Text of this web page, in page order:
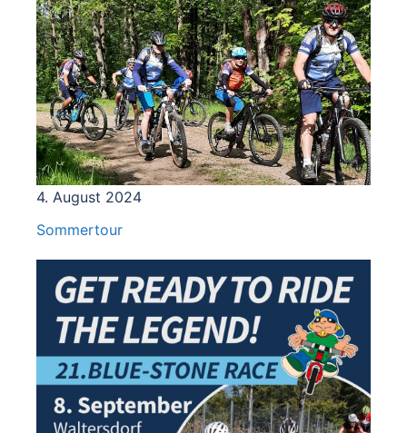
4. August 2024
Sommertour